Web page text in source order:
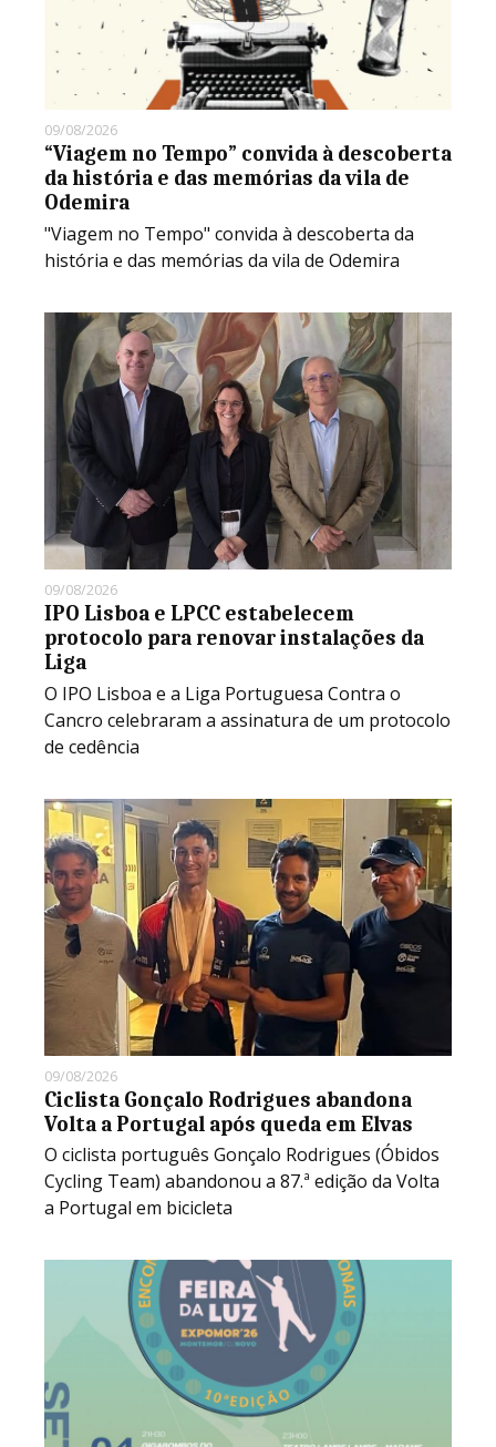
09/08/2026
“Viagem no Tempo” convida à descoberta
da história e das memórias da vila de
Odemira
"Viagem no Tempo" convida à descoberta da
história e das memórias da vila de Odemira
09/08/2026
IPO Lisboa e LPCC estabelecem
protocolo para renovar instalações da
Liga
O IPO Lisboa e a Liga Portuguesa Contra o
Cancro celebraram a assinatura de um protocolo
de cedência
09/08/2026
Ciclista Gonçalo Rodrigues abandona
Volta a Portugal após queda em Elvas
O ciclista português Gonçalo Rodrigues (Óbidos
Cycling Team) abandonou a 87.ª edição da Volta
a Portugal em bicicleta